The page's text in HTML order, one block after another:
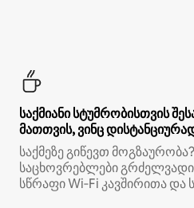
საქმიანი სტუმრობისთვის
მათთვის, ვინც
საქმეზე გიწევთ
საცხოვრებლები
სწრაფი Wi‑Fi კავშირითა და